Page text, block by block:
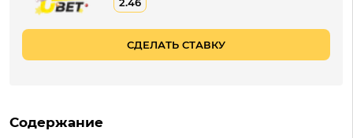
СДЕЛАТЬ СТАВКУ
Содержание